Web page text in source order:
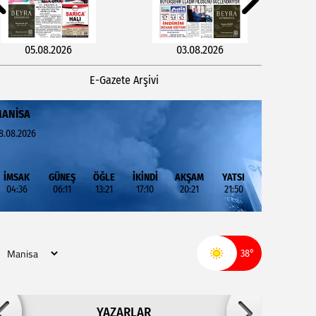
05.08.2026 03.08.2026
E-Gazete Arşivi
İMSAK
04:36
GÜNEŞ
06:11
ÖĞLE
13:21
İKİNDİ
17:10
AKŞAM
20:21
YATSI
21:50
38°
YAZARLAR